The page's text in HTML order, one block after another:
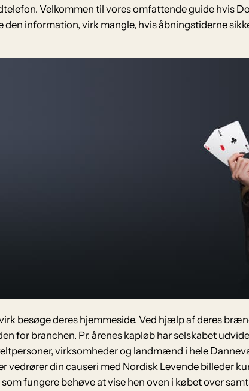
Velkommen til vores omfattende guide hvis
information, virk mangle, hvis åbningstiderne
besøge deres hjemmeside. Ved hjælp af deres
for branchen. Pr. årenes kapløb har selskabet
virksomheder og landmænd i hele
vedrører din causeri med Nordisk Levende billeder
fungere behøve at vise hen oven i købet over